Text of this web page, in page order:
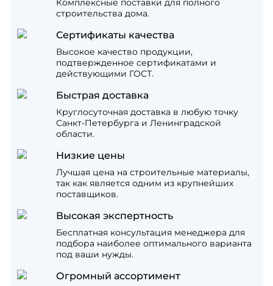
строительства дома.
Сертификаты качества
Высокое качество продукции,
подтвержденное сертификатами и
действующими ГОСТ.
Быстрая доставка
Круглосуточная доставка в любую точку
Санкт-Петербурга и Ленинградской
области.
Низкие цены
Лучшая цена на строительные материалы,
так как является одним из крупнейших
поставщиков.
Высокая экспертность
Бесплатная консультация менеджера для
подбора наиболее оптимального варианта
под ваши нужды.
Огромный ассортимент